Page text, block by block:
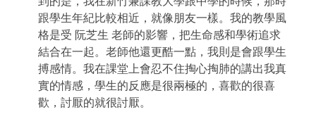
跟學生年紀比較相近，就像朋友一樣。我的教學風
格是受 阮芝生 老師的影響，把生命感和學術追求
結合在一起。老師他還更酷一點，我則是會跟學生
搏感情。我在課堂上會忍不住掏心掏肺的講出我真
實的情感，學生的反應是很兩極的，喜歡的很喜
歡，討厭的就很討厭。